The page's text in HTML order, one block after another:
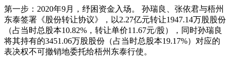
第一步：2020年9月，纾困资金入场。 孙瑞良、张依君与梧州
东泰签署《股份转让协议》，以2.27亿元转让1947.14万股股份
（占当时总股本10.82%，转让单价11.67元/股），同时孙瑞良
将其持有的3451.06万股股份（占当时总股本19.17%）对应的
表决权不可撤销地委托给梧州东泰行使。